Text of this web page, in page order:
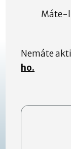
Máte-
Nemáte
ho.